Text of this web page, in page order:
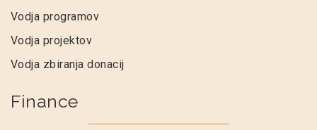
Vodja programov
Vodja projektov
Vodja zbiranja donacij
Finance